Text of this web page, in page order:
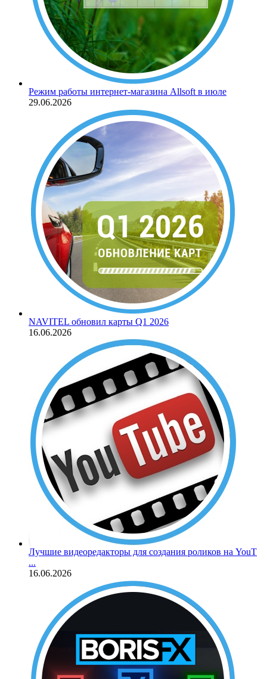
Режим работы интернет-магазина Allsoft в июле
29.06.2026
NAVITEL обновил карты Q1 2026
16.06.2026
Лучшие видеоредакторы для создания роликов на YouT
...
16.06.2026